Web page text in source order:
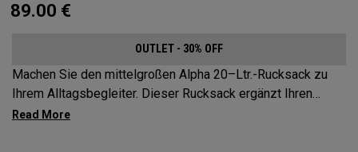
89.00 €
OUTLET - 30% OFF
Machen Sie den mittelgroßen Alpha 20–Ltr.-Rucksack zu
Ihrem Alltagsbegleiter. Dieser Rucksack ergänzt Ihren
aktiven Lebensstil und ist geräumig genug für die